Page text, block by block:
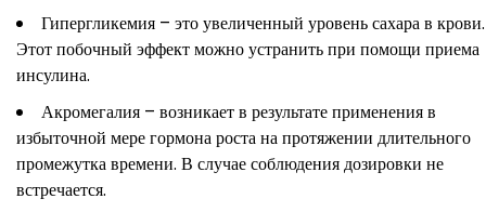
Гипергликемия – это увеличенный уровень сахара в крови.
Этот побочный эффект можно устранить при помощи приема
инсулина.
Акромегалия – возникает в результате применения в
избыточной мере гормона роста на протяжении длительного
промежутка времени. В случае соблюдения дозировки не
встречается.